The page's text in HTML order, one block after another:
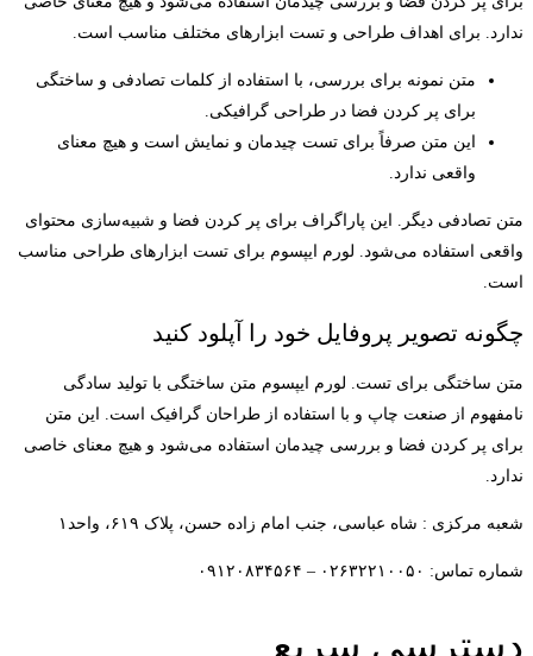
ندارد. برای اهداف طراحی و تست ابزارهای مختلف مناسب است.
متن نمونه برای بررسی، با استفاده از کلمات تصادفی و ساختگی
برای پر کردن فضا در طراحی گرافیکی.
این متن صرفاً برای تست چیدمان و نمایش است و هیچ معنای
واقعی ندارد.
متن تصادفی دیگر. این پاراگراف برای پر کردن فضا و شبیه‌سازی محتوای
واقعی استفاده می‌شود. لورم ایپسوم برای تست ابزارهای طراحی مناسب
است.
چگونه تصویر پروفایل خود را آپلود کنید
متن ساختگی برای تست. لورم ایپسوم متن ساختگی با تولید سادگی
نامفهوم از صنعت چاپ و با استفاده از طراحان گرافیک است. این متن
برای پر کردن فضا و بررسی چیدمان استفاده می‌شود و هیچ معنای خاصی
ندارد.
شعبه مرکزی : شاه عباسی، جنب امام زاده حسن، پلاک ۶۱۹، واحد۱​
شماره تماس: ۰۲۶۳۲۲۱۰۰۵۰ – ۰۹۱۲۰۸۳۴۵۶۴
دسترسی سریع